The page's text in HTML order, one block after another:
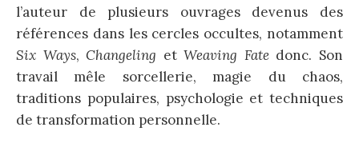
l’auteur de plusieurs ouvrages devenus des
références dans les cercles occultes, notamment
Six Ways,Changeling etWeaving Fate donc. Son
travail mêle sorcellerie, magie du chaos,
traditions populaires, psychologie et techniques
de transformation personnelle.